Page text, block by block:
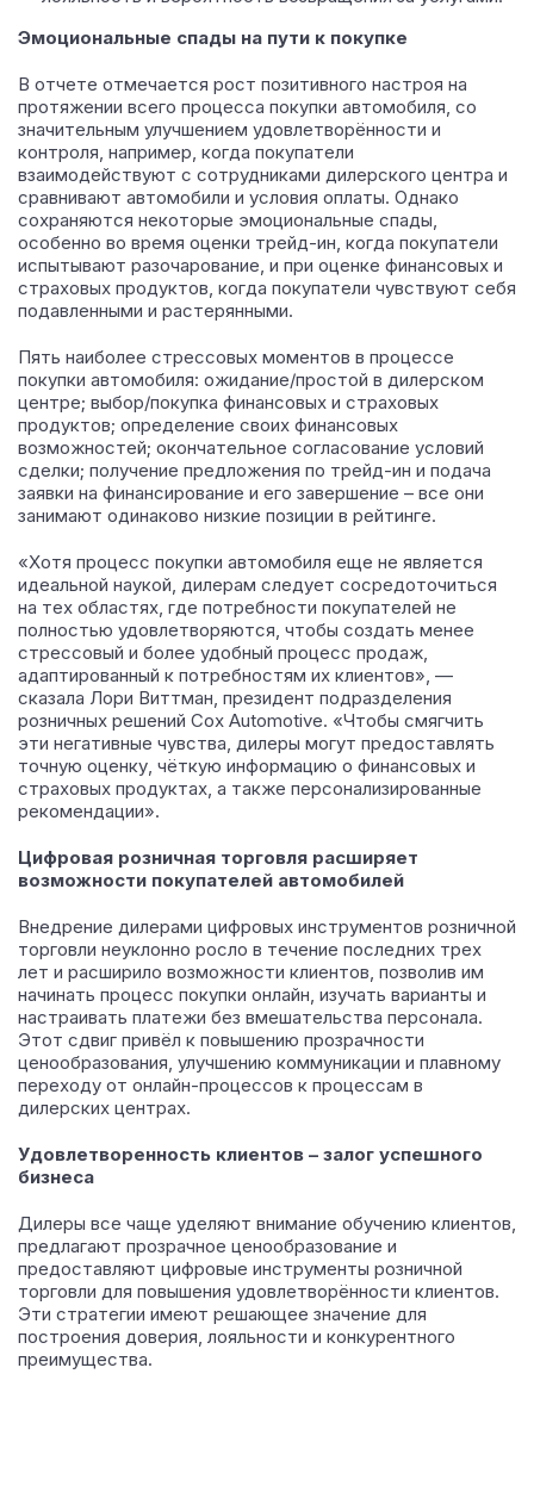
Эмоциональные спады на пути к покупке
В отчете отмечается рост позитивного настроя на
протяжении всего процесса покупки автомобиля, со
значительным улучшением удовлетворённости и
контроля, например, когда покупатели
взаимодействуют с сотрудниками дилерского центра и
сравнивают автомобили и условия оплаты. Однако
сохраняются некоторые эмоциональные спады,
особенно во время оценки трейд-ин, когда покупатели
испытывают разочарование, и при оценке финансовых и
страховых продуктов, когда покупатели чувствуют себя
подавленными и растерянными.
Пять наиболее стрессовых моментов в процессе
покупки автомобиля: ожидание/простой в дилерском
центре; выбор/покупка финансовых и страховых
продуктов; определение своих финансовых
возможностей; окончательное согласование условий
сделки; получение предложения по трейд-ин и подача
заявки на финансирование и его завершение – все они
занимают одинаково низкие позиции в рейтинге.
«Хотя процесс покупки автомобиля еще не является
идеальной наукой, дилерам следует сосредоточиться
на тех областях, где потребности покупателей не
полностью удовлетворяются, чтобы создать менее
стрессовый и более удобный процесс продаж,
адаптированный к потребностям их клиентов», —
сказала Лори Виттман, президент подразделения
розничных решений Cox Automotive. «Чтобы смягчить
эти негативные чувства, дилеры могут предоставлять
точную оценку, чёткую информацию о финансовых и
страховых продуктах, а также персонализированные
рекомендации».
Цифровая розничная торговля расширяет
возможности покупателей автомобилей
Внедрение дилерами цифровых инструментов розничной
торговли неуклонно росло в течение последних трех
лет и расширило возможности клиентов, позволив им
начинать процесс покупки онлайн, изучать варианты и
настраивать платежи без вмешательства персонала.
Этот сдвиг привёл к повышению прозрачности
ценообразования, улучшению коммуникации и плавному
переходу от онлайн-процессов к процессам в
дилерских центрах.
Удовлетворенность клиентов – залог успешного
бизнеса
Дилеры все чаще уделяют внимание обучению клиентов,
предлагают прозрачное ценообразование и
предоставляют цифровые инструменты розничной
торговли для повышения удовлетворённости клиентов.
Эти стратегии имеют решающее значение для
построения доверия, лояльности и конкурентного
преимущества.